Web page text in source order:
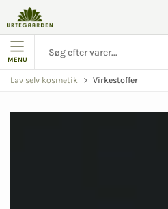
MENU
Lav selv kosmetik Virkestoffer